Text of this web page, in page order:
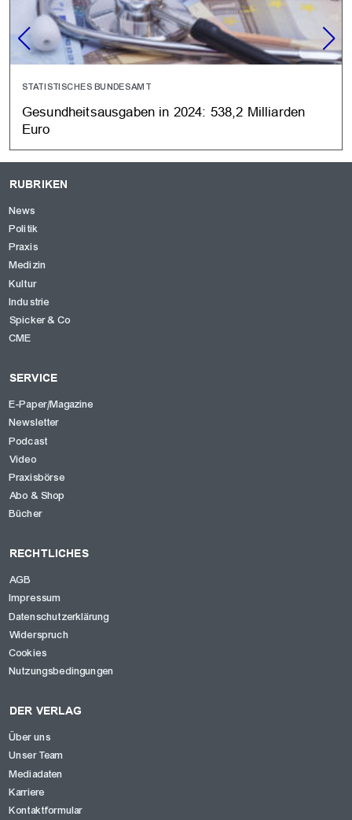
STATISTISCHES BUNDESAMT
Gesundheitsausgaben in 2024: 538,2 Milliarden
Euro
RUBRIKEN
News
Politik
Praxis
Medizin
Kultur
Industrie
Spicker & Co
CME
SERVICE
E-Paper/Magazine
Newsletter
Podcast
Video
Praxisbörse
Abo & Shop
Bücher
RECHTLICHES
AGB
Impressum
Datenschutzerklärung
Widerspruch
Cookies
Nutzungsbedingungen
DER VERLAG
Über uns
Unser Team
Mediadaten
Karriere
Kontaktformular